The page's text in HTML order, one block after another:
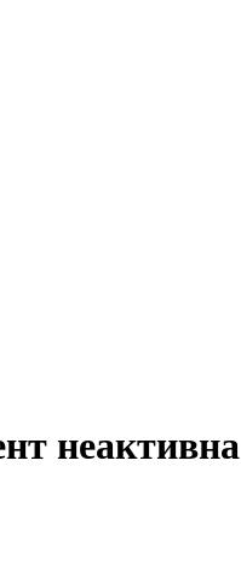
неактивна